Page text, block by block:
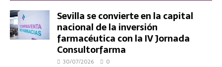
Sevilla se convierte en la capital
nacional de la inversión
farmacéutica con la IV Jornada
Consultorfarma
30/07/2026 0